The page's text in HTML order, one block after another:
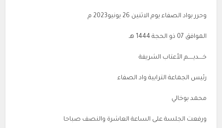
وحرر بواد الصفاء يوم الاثنين 26 يونيو2023 م
الموافق 07 ذو الحجة 1444 هـ
خــــديـــــم الأعتاب الشريفة
رئيس الجماعة الترابية واد الصفاء
محمد بوخالي
ورفعت الجلسة على الساعة العاشرة والنصف صباحا